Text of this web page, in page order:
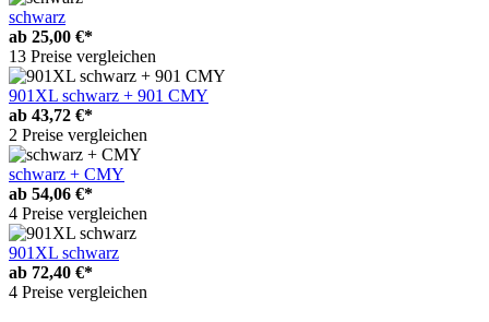
schwarz
ab 25,00 €*
13 Preise vergleichen
901XL schwarz + 901 CMY
ab 43,72 €*
2 Preise vergleichen
schwarz + CMY
ab 54,06 €*
4 Preise vergleichen
901XL schwarz
ab 72,40 €*
4 Preise vergleichen